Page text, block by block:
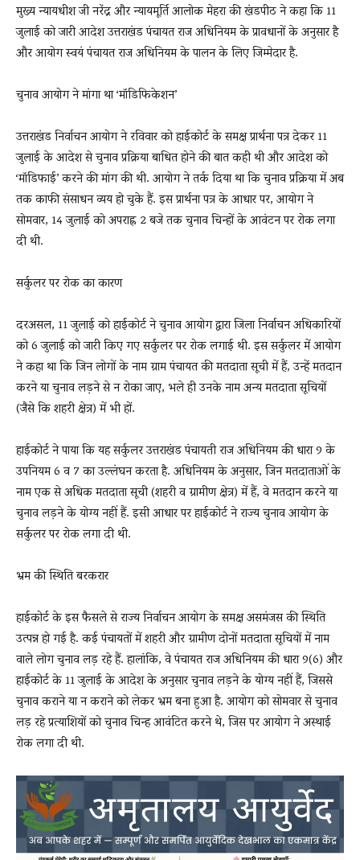
मुख्य न्यायधीश जी नरेंद्र और न्यायमूर्ति आलोक मेहरा की खंडपीठ ने कहा कि 11
जुलाई को जारी आदेश उत्तराखंड पंचायत राज अधिनियम के प्रावधानों के अनुसार है
और आयोग स्वयं पंचायत राज अधिनियम के पालन के लिए जिम्मेदार है.
चुनाव आयोग ने मांगा था ‘मॉडिफिकेशन’
उत्तराखंड निर्वाचन आयोग ने रविवार को हाईकोर्ट के समक्ष प्रार्थना पत्र देकर 11
जुलाई के आदेश से चुनाव प्रक्रिया बाधित होने की बात कही थी और आदेश को
‘मॉडिफाई’ करने की मांग की थी. आयोग ने तर्क दिया था कि चुनाव प्रक्रिया में अब
तक काफी संसाधन व्यय हो चुके हैं. इस प्रार्थना पत्र के आधार पर, आयोग ने
सोमवार, 14 जुलाई को अपराह्न 2 बजे तक चुनाव चिन्हों के आवंटन पर रोक लगा
दी थी.
सर्कुलर पर रोक का कारण
दरअसल, 11 जुलाई को हाईकोर्ट ने चुनाव आयोग द्वारा जिला निर्वाचन अधिकारियों
को 6 जुलाई को जारी किए गए सर्कुलर पर रोक लगाई थी. इस सर्कुलर में आयोग
ने कहा था कि जिन लोगों के नाम ग्राम पंचायत की मतदाता सूची में हैं, उन्हें मतदान
करने या चुनाव लड़ने से न रोका जाए, भले ही उनके नाम अन्य मतदाता सूचियों
(जैसे कि शहरी क्षेत्र) में भी हों.
हाईकोर्ट ने पाया कि यह सर्कुलर उत्तराखंड पंचायती राज अधिनियम की धारा 9 के
उपनियम 6 व 7 का उल्लंघन करता है. अधिनियम के अनुसार, जिन मतदाताओं के
नाम एक से अधिक मतदाता सूची (शहरी व ग्रामीण क्षेत्र) में हैं, वे मतदान करने या
चुनाव लड़ने के योग्य नहीं हैं. इसी आधार पर हाईकोर्ट ने राज्य चुनाव आयोग के
सर्कुलर पर रोक लगा दी थी.
भ्रम की स्थिति बरकरार
हाईकोर्ट के इस फैसले से राज्य निर्वाचन आयोग के समक्ष असमंजस की स्थिति
उत्पन्न हो गई है. कई पंचायतों में शहरी और ग्रामीण दोनों मतदाता सूचियों में नाम
वाले लोग चुनाव लड़ रहे हैं. हालांकि, वे पंचायत राज अधिनियम की धारा 9(6) और
हाईकोर्ट के 11 जुलाई के आदेश के अनुसार चुनाव लड़ने के योग्य नहीं हैं, जिससे
चुनाव कराने या न कराने को लेकर भ्रम बना हुआ है. आयोग को सोमवार से चुनाव
लड़ रहे प्रत्याशियों को चुनाव चिन्ह आवंटित करने थे, जिस पर आयोग ने अस्थाई
रोक लगा दी थी.